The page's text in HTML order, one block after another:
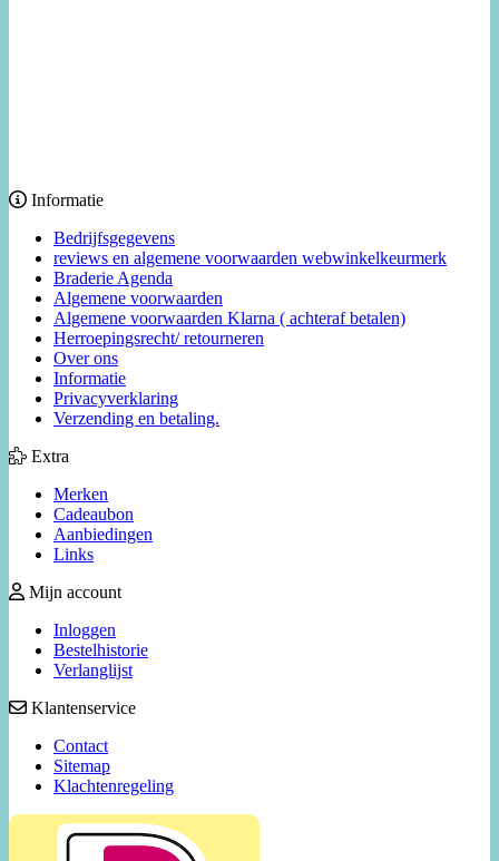
Informatie
Bedrijfsgegevens
reviews en algemene voorwaarden webwinkelkeurmerk
Braderie Agenda
Algemene voorwaarden
Algemene voorwaarden Klarna ( achteraf betalen)
Herroepingsrecht/ retourneren
Over ons
Informatie
Privacyverklaring
Verzending en betaling.
Extra
Merken
Cadeaubon
Aanbiedingen
Links
Mijn account
Inloggen
Bestelhistorie
Verlanglijst
Klantenservice
Contact
Sitemap
Klachtenregeling